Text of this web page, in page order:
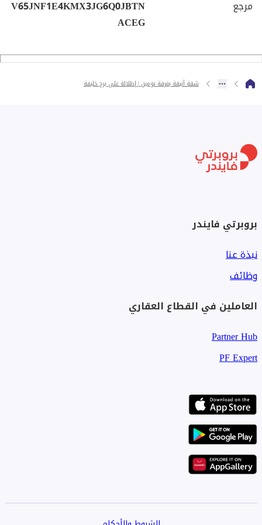
مرجع
V65JNF1E4KMX3JG6Q0JBTN
ACEG
شقة أنيقة بغرفة نومين | إطلالة على برج خليفة
بروبرتي فايندر
نبذة عنا
وظائف
العاملين في القطاع العقاري
Partner Hub
PF Expert